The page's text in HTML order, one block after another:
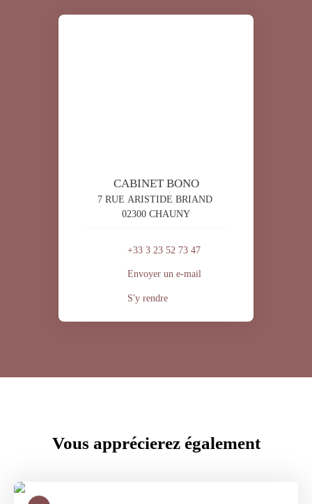
CABINET BONO
7 RUE ARISTIDE BRIAND
02300 CHAUNY
+33 3 23 52 73 47
Envoyer un e-mail
S'y rendre
Vous apprécierezégalement